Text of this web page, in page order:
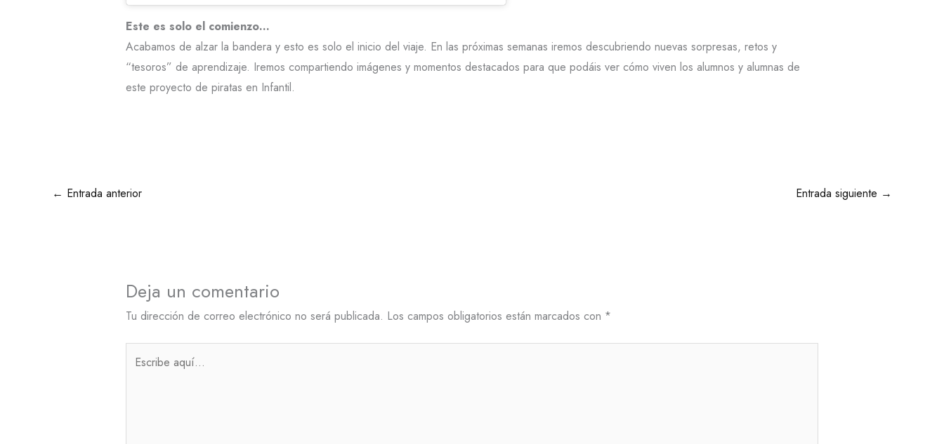
Este es solo el comienzo…
Acabamos de alzar la bandera y esto es solo el inicio del viaje. En las próximas semanas iremos descubriendo nuevas sorpresas, retos y
“tesoros” de aprendizaje. Iremos compartiendo imágenes y momentos destacados para que podáis ver cómo viven los alumnos y alumnas de
este proyecto de piratas en Infantil.
← Entrada anterior Entrada siguiente →
Deja un comentario
Tu dirección de correo electrónico no será publicada. Los campos obligatorios están marcados con *